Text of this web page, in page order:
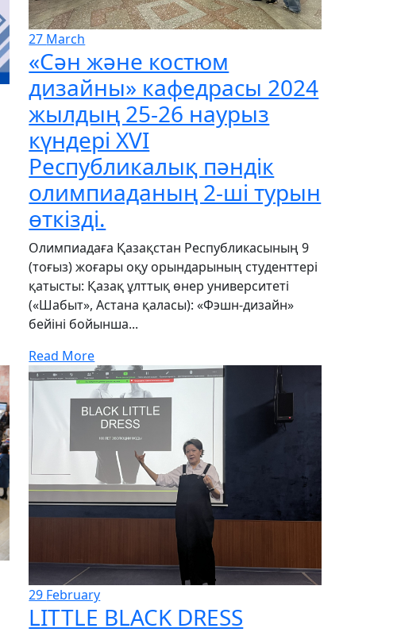
27 March
«Сән және костюм
дизайны» кафедрасы 2024
жылдың 25-26 наурыз
күндері XVI
Республикалық пәндік
олимпиаданың 2-ші турын
өткізді.
Олимпиадаға Қазақстан Республикасының 9
(тоғыз) жоғары оқу орындарының студенттері
қатысты: Қазақ ұлттық өнер университеті
(«Шабыт», Астана қаласы): «Фэшн-дизайн»
бейіні бойынша...
Read More
29 February
LITTLE BLACK DRESS